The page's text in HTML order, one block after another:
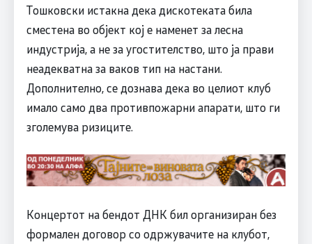
Тошковски истакна дека дискотеката била
сместена во објект кој е наменет за лесна
индустрија, а не за угостителство, што ја прави
неадекватна за ваков тип на настани.
Дополнително, се дознава дека во целиот клуб
имало само два противпожарни апарати, што ги
зголемува ризиците.
Концертот на бендот ДНК бил организиран без
формален договор со одржувачите на клубот,